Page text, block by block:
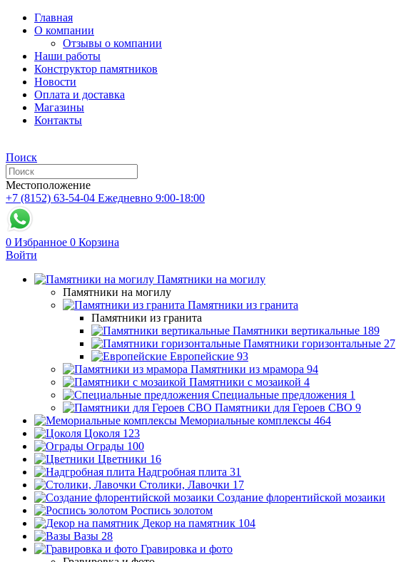
Главная
О компании
Отзывы о компании
Наши работы
Конструктор памятников
Новости
Оплата и доставка
Магазины
Контакты
Поиск
Местоположение
+7 (8152) 63-54-04 Ежедневно 9:00-18:00
0 Избранное 0 Корзина
Войти
Памятники на могилу
Памятники на могилу
Памятники из гранита
Памятники из гранита
Памятники вертикальные 189
Памятники горизонтальные 27
Европейские 93
Памятники из мрамора 94
Памятники с мозаикой 4
Специальные предложения 1
Памятники для Героев СВО 9
Мемориальные комплексы 464
Цоколя 123
Ограды 100
Цветники 16
Надгробная плита 31
Столики, Лавочки 17
Создание флорентийской мозаики
Роспись золотом
Декор на памятник 104
Вазы 28
Гравировка и фото